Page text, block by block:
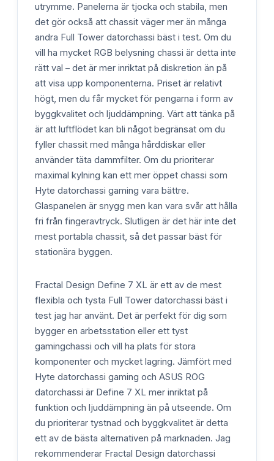
utrymme. Panelerna är tjocka och stabila, men
det gör också att chassit väger mer än många
andra Full Tower datorchassi bäst i test. Om du
vill ha mycket RGB belysning chassi är detta inte
rätt val – det är mer inriktat på diskretion än på
att visa upp komponenterna. Priset är relativt
högt, men du får mycket för pengarna i form av
byggkvalitet och ljuddämpning. Värt att tänka på
är att luftflödet kan bli något begränsat om du
fyller chassit med många hårddiskar eller
använder täta dammfilter. Om du prioriterar
maximal kylning kan ett mer öppet chassi som
Hyte datorchassi gaming vara bättre.
Glaspanelen är snygg men kan vara svår att hålla
fri från fingeravtryck. Slutligen är det här inte det
mest portabla chassit, så det passar bäst för
stationära byggen.
Fractal Design Define 7 XL är ett av de mest
flexibla och tysta Full Tower datorchassi bäst i
test jag har använt. Det är perfekt för dig som
bygger en arbetsstation eller ett tyst
gamingchassi och vill ha plats för stora
komponenter och mycket lagring. Jämfört med
Hyte datorchassi gaming och ASUS ROG
datorchassi är Define 7 XL mer inriktat på
funktion och ljuddämpning än på utseende. Om
du prioriterar tystnad och byggkvalitet är detta
ett av de bästa alternativen på marknaden. Jag
rekommenderar Fractal Design datorchassi